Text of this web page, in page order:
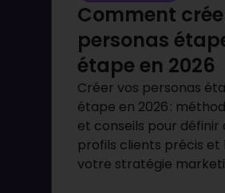
Comment
personas
étape en 2026
Créer vos personas
étape en 2026 :
et conseils pour définir
profils clients précis et
votre stratégie